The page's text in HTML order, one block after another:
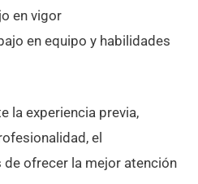
en vigor
en equipo y habilidades
la experiencia previa,
el
ofrecer la mejor atención